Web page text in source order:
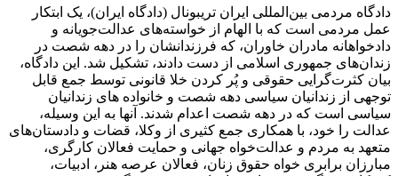
دادگاه مردمی بین‌المللی ایران تریبونال (دادگاه ایران)، یک ابتکار
عمل مردمی است که با الهام از خواسته‌های عدالت‌جویانه و
دادخواهانه مادران خاوران، که فرزندانشان را در دهه شصت در
زندان‌های جمهوری اسلامی از دست دادند، تشکیل شد. این دادگاه،
بیان کثرت‌گرایی حقوقی و پُر کردن خلا قانونی توسط جمع قابل
توجهی از زندانیان سیاسی دهه شصت و خانواده های زندانیان
سیاسی است که در دهه شصت اعدام شدند. آنها به این وسیله،
عدالت را خود، با همکاری جمع کثیری از وکلا، قضات و دادستان‌های
متعهد به مردم و عدالت‌خواه جهانی و حمایت فعالان کارگری،
مبارزان برابری خواه حقوق زنان، فعالان عرصه هنر، ادبیات،